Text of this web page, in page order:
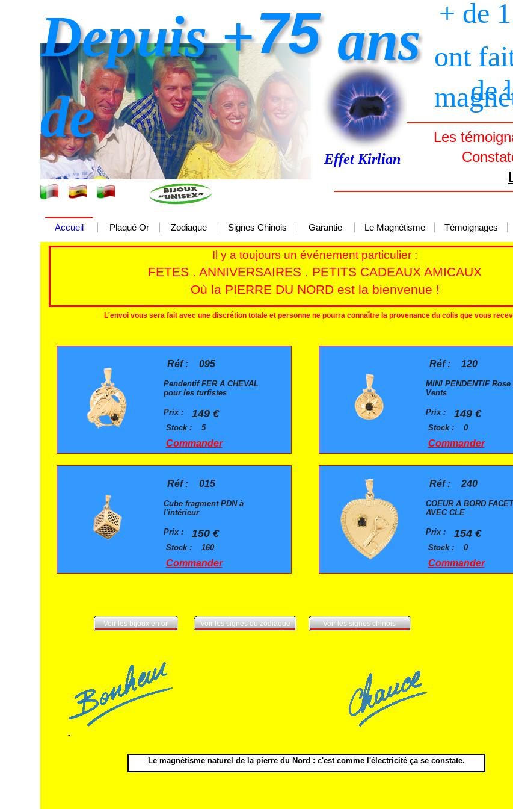
Effet Kirlian
Les
de
ont
ans
Accueil Plaqué Or Zodiaque Signes Chinois Garantie Le Magnétisme Témoignages
75 + de
Depuis +
de
Il y a toujours un événement particulier :
FETES . ANNIVERSAIRES . PETITS CADEAUX AMICAUX
Où la PIERRE DU NORD est la bienvenue !
L'envoi vous sera fait avec une discrétion totale et personne ne pourra connaître la provenance du colis que vous
Voir les bijoux en or Voir les signes du zodiaque Voir les signes chinois
Le magnétisme naturel de la pierre du Nord : c'est comme l'électricité ça se constate.
Réf : 095
Pendentif FER A CHEVAL
pour les turfistes
Prix : 149 €
Stock : 5
Commander
Réf : 120
MINI PENDENTIF Rose
Vents
Prix : 149 €
Stock : 0
Commander
Réf : 015
Cube fragment PDN à
l'intérieur
Prix : 150 €
Stock : 160
Commander
Réf : 240
COEUR A BORD
AVEC CLE
Prix : 154 €
Stock : 0
Commander
.